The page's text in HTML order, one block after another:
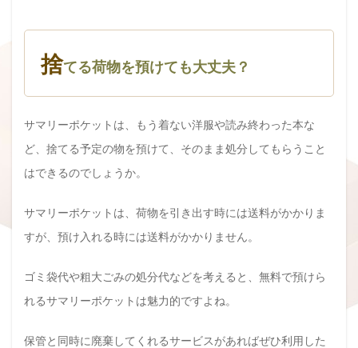
捨てる荷物を預けても大丈夫？
サマリーポケットは、もう着ない洋服や読み終わった本な
ど、捨てる予定の物を預けて、そのまま処分してもらうこと
はできるのでしょうか。
サマリーポケットは、荷物を引き出す時には送料がかかりま
すが、預け入れる時には送料がかかりません。
ゴミ袋代や粗大ごみの処分代などを考えると、無料で預けら
れるサマリーポケットは魅力的ですよね。
保管と同時に廃棄してくれるサービスがあればぜひ利用した